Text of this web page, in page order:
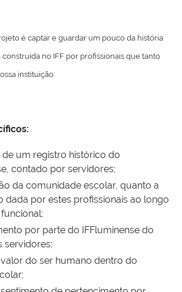
é captar e guardar um pouco da história
construída no IFF por profissionais que tanto
instituição.
um registro histórico do
contado por servidores;
da comunidade escolar, quanto a
dada por estes profissionais ao longo
por parte do IFFluminense do
servidores;
do ser humano dentro do